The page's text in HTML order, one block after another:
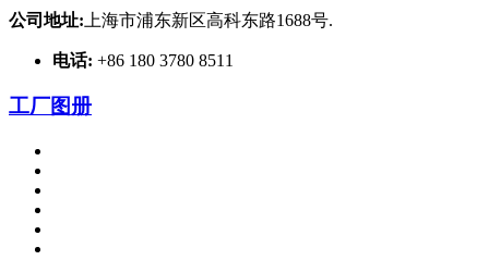
公司地址: 上海市浦东新区高科东路1688号.
电话: +86 180 3780 8511
工厂图册